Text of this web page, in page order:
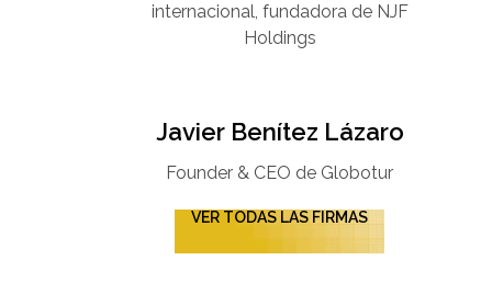
internacional, fundadora de NJF
Holdings
Javier Benítez Lázaro
Founder & CEO de Globotur​
VER TODAS LAS FIRMAS